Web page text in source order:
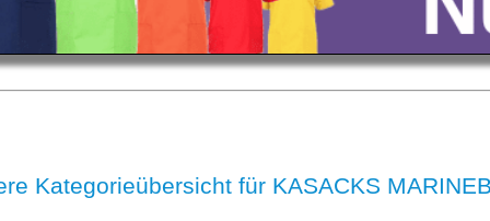
Kategorieübersicht für KASACKS